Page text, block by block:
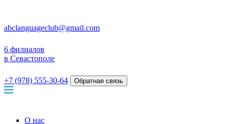
abclanguageclub@gmail.com
6 филиалов
в Севастополе
+7 (978) 555-30-64 Обратная связь
О нас